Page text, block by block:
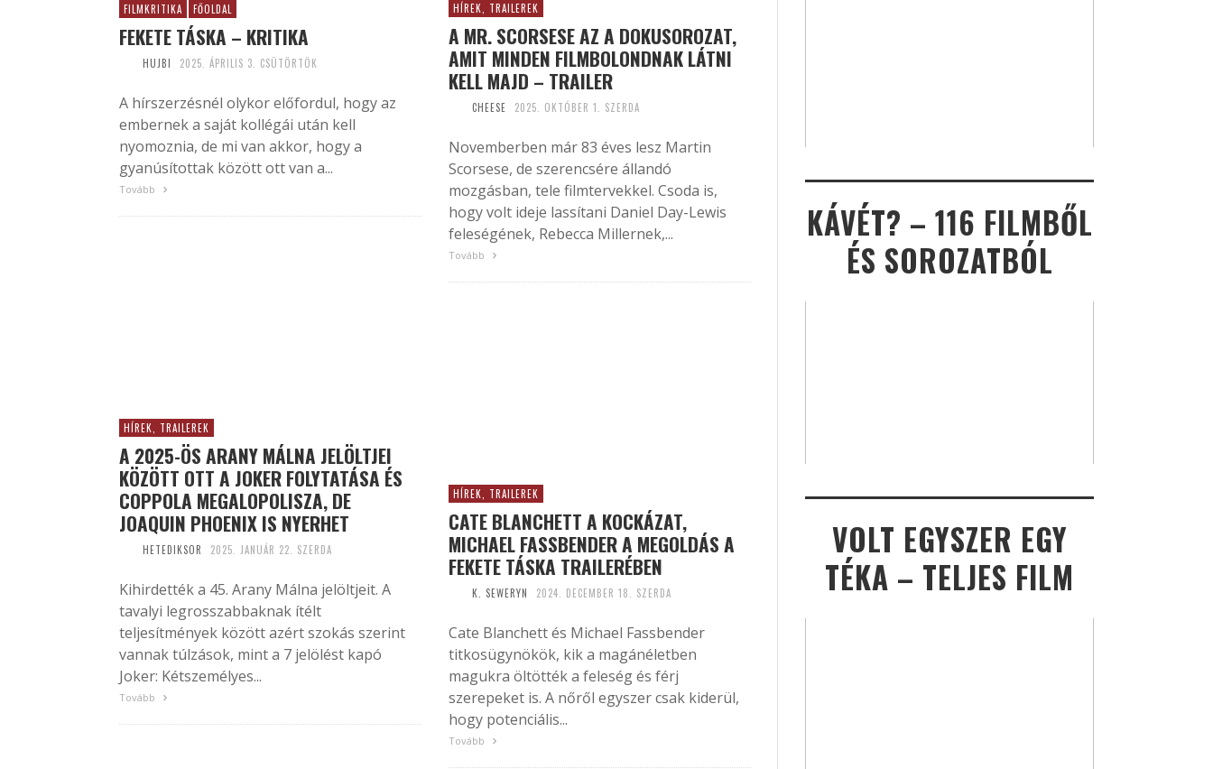
HÍREK, TRAILEREK
A MR. SCORSESE AZ A DOKUSOROZAT,
AMIT MINDEN FILMBOLONDNAK LÁTNI
KELL MAJD – TRAILER
CHEESE 2025. OKTÓBER 1. SZERDA
Novemberben már 83 éves lesz Martin
Scorsese, de szerencsére állandó
mozgásban, tele filmtervekkel. Csoda is,
hogy volt ideje lassítani Daniel Day-Lewis
feleségének, Rebecca Millernek,...
Tovább
FILMKRITIKA FŐOLDAL
FEKETE TÁSKA – KRITIKA
HUJBI 2025. ÁPRILIS 3. CSÜTÖRTÖK
A hírszerzésnél olykor előfordul, hogy az
embernek a saját kollégái után kell
nyomoznia, de mi van akkor, hogy a
gyanúsítottak között ott van a...
Tovább
HÍREK, TRAILEREK
A 2025-ÖS ARANY MÁLNA JELÖLTJEI
KÖZÖTT OTT A JOKER FOLYTATÁSA ÉS
COPPOLA MEGALOPOLISZA, DE
JOAQUIN PHOENIX IS NYERHET
HETEDIKSOR 2025. JANUÁR 22. SZERDA
Kihirdették a 45. Arany Málna jelöltjeit. A
tavalyi legrosszabbaknak ítélt
teljesítmények között azért szokás szerint
vannak túlzások, mint a 7 jelölést kapó
Joker: Kétszemélyes...
Tovább
HÍREK, TRAILEREK
CATE BLANCHETT A KOCKÁZAT,
MICHAEL FASSBENDER A MEGOLDÁS A
FEKETE TÁSKA TRAILERÉBEN
K. SEWERYN 2024. DECEMBER 18. SZERDA
Cate Blanchett és Michael Fassbender
titkosügynökök, kik a magánéletben
magukra öltötték a feleség és férj
szerepeket is. A nőről egyszer csak kiderül,
hogy potenciális...
Tovább
KÁVÉT? – 116 FILMBŐL
ÉS SOROZATBÓL
VOLT EGYSZER EGY
TÉKA – TELJES FILM